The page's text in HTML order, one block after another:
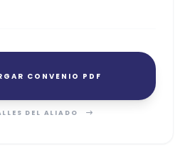
CONVENIO PDF
DEL ALIADO